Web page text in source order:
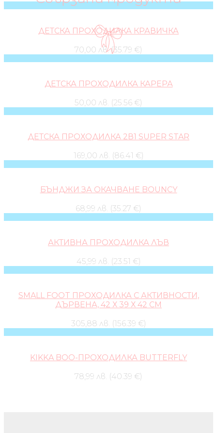
ДЕТСКА ПРОХОДИЛКА КРАВИЧКА
70,00 лв. (35.79 €)
ДЕТСКА ПРОХОДИЛКА КАРЕРА
50,00 лв. (25.56 €)
ДЕТСКА ПРОХОДИЛКА 2В1 SUPER STAR
169,00 лв. (86.41 €)
БЪНДЖИ ЗА ОКАЧВАНЕ BOUNCY
68,99 лв. (35.27 €)
АКТИВНА ПРОХОДИЛКА ЛЪВ
45,99 лв. (23.51 €)
SMALL FOOT ПРОХОДИЛКА С АКТИВНОСТИ,
ДЪРВЕНА, 42 Х 39 Х 42 CM
305,88 лв. (156.39 €)
KIKKA BOO-ПРОХОДИЛКА BUTTERFLY
78,99 лв. (40.39 €)